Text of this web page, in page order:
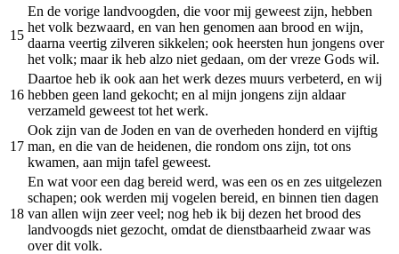
15
En de vorige landvoogden, die voor mij geweest zijn, hebben
het volk bezwaard, en van hen genomen aan brood en wijn,
daarna veertig zilveren sikkelen; ook heersten hun jongens over
het volk; maar ik heb alzo niet gedaan, om der vreze Gods wil.
16
Daartoe heb ik ook aan het werk dezes muurs verbeterd, en wij
hebben geen land gekocht; en al mijn jongens zijn aldaar
verzameld geweest tot het werk.
17
Ook zijn van de Joden en van de overheden honderd en vijftig
man, en die van de heidenen, die rondom ons zijn, tot ons
kwamen, aan mijn tafel geweest.
18
En wat voor een dag bereid werd, was een os en zes uitgelezen
schapen; ook werden mij vogelen bereid, en binnen tien dagen
van allen wijn zeer veel; nog heb ik bij dezen het brood des
landvoogds niet gezocht, omdat de dienstbaarheid zwaar was
over dit volk.